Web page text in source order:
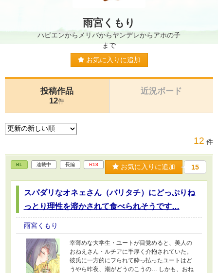
雨宮くもり
ハピエンからメリバからヤンデレからアホの子
まで
お気に入りに追加
投稿作品
12件
近況ボード
12 件
BL 連載中 長編 R18 お気に入りに追加 15
スパダリなオネェさん（バリタチ）にどっぷりね
っとり理性を溶かされて食べられそうです…
雨宮くもり
幸薄めな大学生・ユートが目覚めると、美人の
おねえさん・ルチアに手厚く介抱されていた。
彼氏に一方的にフられて酔っ払ったユートはど
うやら昨夜、潮がどうのこうの… しかも、おね